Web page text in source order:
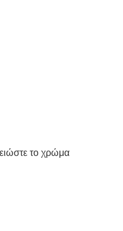
το χρώμα